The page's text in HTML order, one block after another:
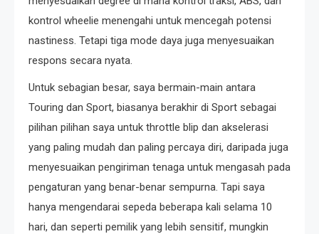
kontrol wheelie menengahi untuk mencegah potensi
nastiness. Tetapi tiga mode daya juga menyesuaikan
respons secara nyata.
Untuk sebagian besar, saya bermain-main antara
Touring dan Sport, biasanya berakhir di Sport sebagai
pilihan pilihan saya untuk throttle blip dan akselerasi
yang paling mudah dan paling percaya diri, daripada juga
menyesuaikan pengiriman tenaga untuk mengasah pada
pengaturan yang benar-benar sempurna. Tapi saya
hanya mengendarai sepeda beberapa kali selama 10
hari, dan seperti pemilik yang lebih sensitif, mungkin